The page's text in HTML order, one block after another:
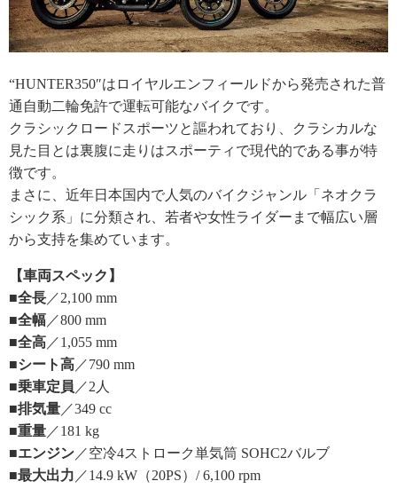
“HUNTER350″はロイヤルエンフィールドから発売された普
通自動二輪免許で運転可能なバイクです。
クラシックロードスポーツと謳われており、クラシカルな
見た目とは裏腹に走りはスポーティで現代的である事が特
徴です。
まさに、近年日本国内で人気のバイクジャンル「ネオクラ
シック系」に分類され、若者や女性ライダーまで幅広い層
から支持を集めています。
【車両スペック】
■全長 ／2,100 mm
■全幅 ／800 mm
■全高 ／1,055 mm
■シート高 ／790 mm
■乗車定員 ／2人
■排気量 ／349 cc
■重量 ／181 kg
■エンジン ／空冷4ストローク単気筒 SOHC2バルブ
■最大出力 ／14.9 kW（20PS）/ 6,100 rpm